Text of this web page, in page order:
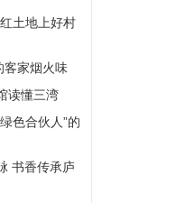
土地上好村
客家烟火味
读懂三湾
色合伙人”的
书香传承庐